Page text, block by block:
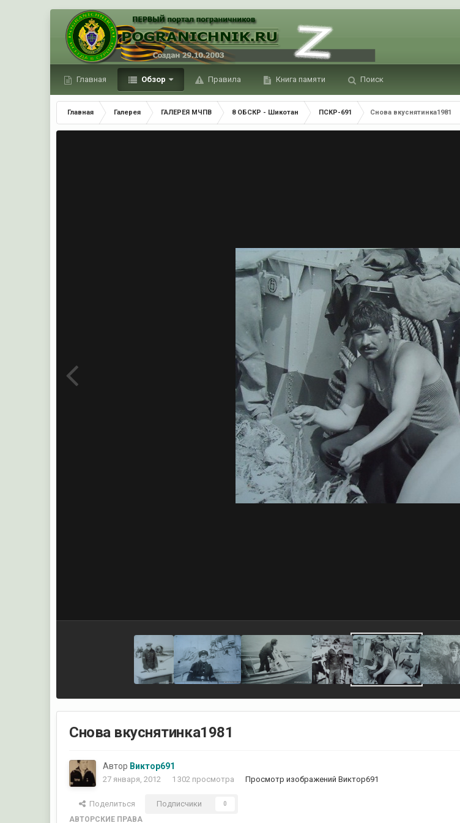
Главная Обзор Правила Книга памяти Поиск
Главная Галерея ГАЛЕРЕЯ МЧПВ 8 ОБСКР - Шикотан ПСКР-691 Снова вкуснятинка1981
Снова вкуснятинка1981
Автор Виктор691
27 января, 2012 1 302 просмотра Просмотр изображений Виктор691
Поделиться Подписчики 0
АВТОРСКИЕ ПРАВА